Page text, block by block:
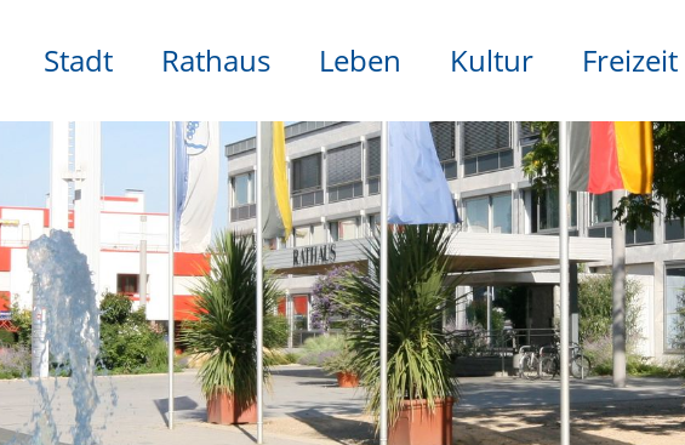
Stadt Rathaus Leben Kultur Freizeit